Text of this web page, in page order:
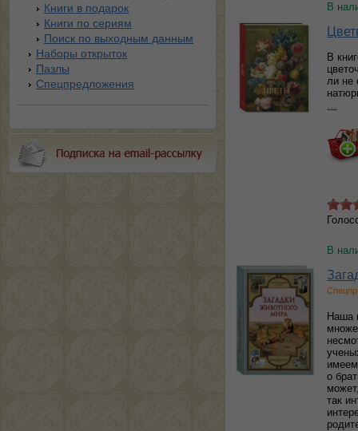
Книги в подарок
Книги по сериям
Поиск по выходным данным
Наборы открыток
Пазлы
Спецпредложения
В
В
ли не
…
В
Наша
о
так